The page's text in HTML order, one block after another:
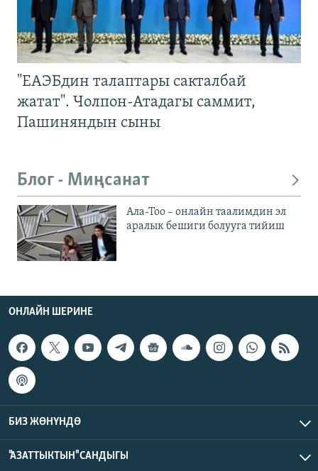
"ЕАЭБдин талаптары сакталбай
жатат". Чолпон-Атадагы саммит,
Пашиняндын сыны
Блог - Миңсанат
Ала-Тоо – онлайн таалимдин эл
аралык бешиги болууга тийиш
ОНЛАЙН ШЕРИНЕ
БИЗ ЖӨНҮНДӨ
"АЗАТТЫКТЫН" САНДЫГЫ